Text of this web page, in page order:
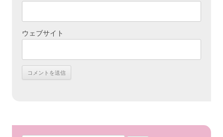
ウェブサイト